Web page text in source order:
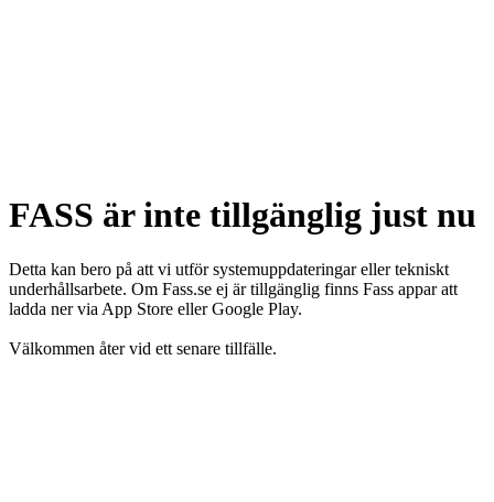
FASS är inte tillgänglig just nu
Detta kan bero på att vi utför systemuppdateringar eller tekniskt
underhållsarbete. Om Fass.se ej är tillgänglig finns Fass appar att
ladda ner via App Store eller Google Play.
Välkommen åter vid ett senare tillfälle.